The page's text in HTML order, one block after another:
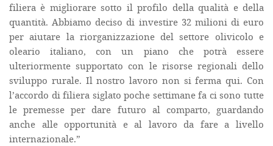
filiera è migliorare sotto il profilo della qualità e della
quantità. Abbiamo deciso di investire 32 milioni di euro
per aiutare la riorganizzazione del settore olivicolo e
oleario italiano, con un piano che potrà essere
ulteriormente supportato con le risorse regionali dello
sviluppo rurale. Il nostro lavoro non si ferma qui. Con
l’accordo di filiera siglato poche settimane fa ci sono tutte
le premesse per dare futuro al comparto, guardando
anche alle opportunità e al lavoro da fare a livello
internazionale.”